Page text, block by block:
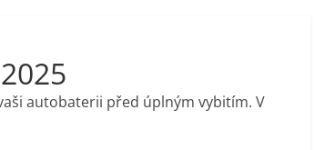
autobaterii před úplným vybitím. V